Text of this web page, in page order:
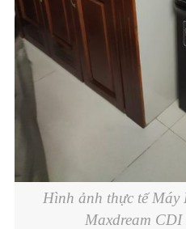
Hình ảnh thực tế Máy
Maxdream